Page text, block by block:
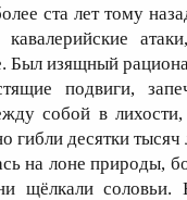
ста лет тому
Был изящный
подвиги,
собой в
гибли десятки
на лоне природы,
щёлкали